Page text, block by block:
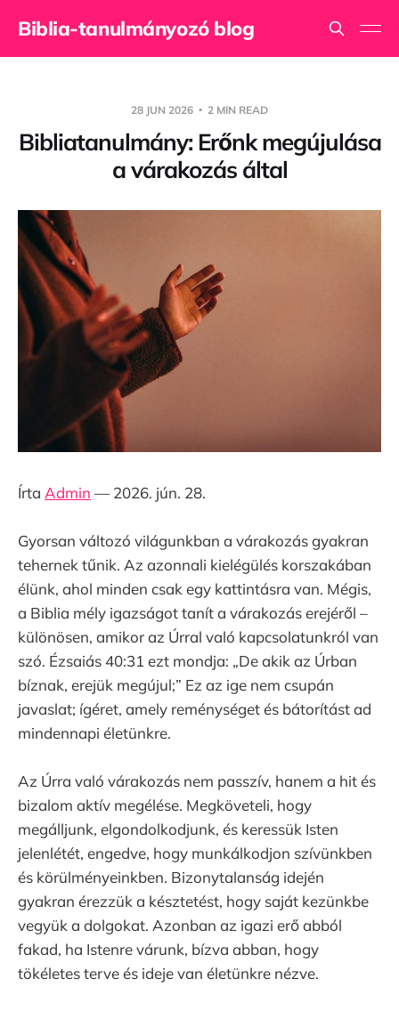
Biblia-tanulmányozó blog
28 JUN 2026 2 MIN READ
Bibliatanulmány: Erőnk megújulása
a várakozás által
Írta Admin — 2026. jún. 28.
Gyorsan változó világunkban a várakozás gyakran
tehernek tűnik. Az azonnali kielégülés korszakában
élünk, ahol minden csak egy kattintásra van. Mégis,
a Biblia mély igazságot tanít a várakozás erejéről –
különösen, amikor az Úrral való kapcsolatunkról van
szó. Ézsaiás 40:31 ezt mondja: „De akik az Úrban
bíznak, erejük megújul;” Ez az ige nem csupán
javaslat; ígéret, amely reménységet és bátorítást ad
mindennapi életünkre.
Az Úrra való várakozás nem passzív, hanem a hit és
bizalom aktív megélése. Megköveteli, hogy
megálljunk, elgondolkodjunk, és keressük Isten
jelenlétét, engedve, hogy munkálkodjon szívünkben
és körülményeinkben. Bizonytalanság idején
gyakran érezzük a késztetést, hogy saját kezünkbe
vegyük a dolgokat. Azonban az igazi erő abból
fakad, ha Istenre várunk, bízva abban, hogy
tökéletes terve és ideje van életünkre nézve.